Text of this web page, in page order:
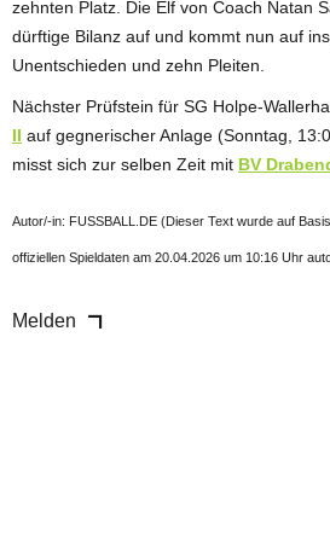
zehnten Platz. Die Elf von Coach Natan
dürftige Bilanz auf und kommt nun auf
Unentschieden und zehn Pleiten.
Nächster Prüfstein für SG Holpe-
II auf gegnerischer Anlage (Sonntag,
misst sich zur selben Zeit mit BV
Autor/-in: FUSSBALL.DE (Dieser Text wurde auf
offiziellen Spieldaten am 20.04.2026 um 10:16 Uhr
Melden